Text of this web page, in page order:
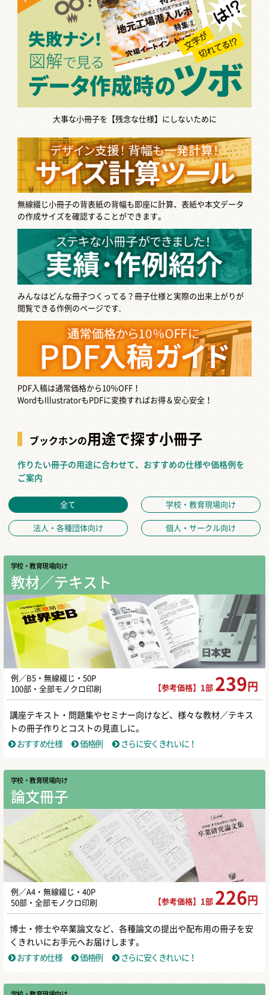
大事な小冊子を【残念な仕様】にしないために
無線綴じ小冊子の背表紙の背幅も即座に計算、表紙や本文データ
の作成サイズを確認することができます。
みんなはどんな冊子つくってる？冊子仕様と実際の出来上がりが
閲覧できる作例のページです.
PDF入稿は通常価格から10％OFF！
WordもIllustratorもPDFに変換すればお得＆安心安全！
ブックホンの用途で探す小冊子
作りたい冊子の用途に合わせて、おすすめの仕様や価格例を
ご案内
全て 学校・教育現場向け
法人・各種団体向け 個人・サークル向け
学校・教育現場向け
教材／テキスト
例／B5・無線綴じ・50P
100部・全部モノクロ印刷
【参考価格】1部 239 円
講座テキスト・問題集やセミナー向けなど、様々な教材／テキス
トの冊子作りとコストの見直しに。
おすすめ仕様
価格例 さらに安くきれいに！
学校・教育現場向け
論文冊子
例／A4・無線綴じ・40P
50部・全部モノクロ印刷
【参考価格】1部 226 円
博士・修士や卒業論文など、各種論文の提出や配布用の冊子を安
くきれいにお手元へお届けします。
おすすめ仕様
価格例 さらに安くきれいに！